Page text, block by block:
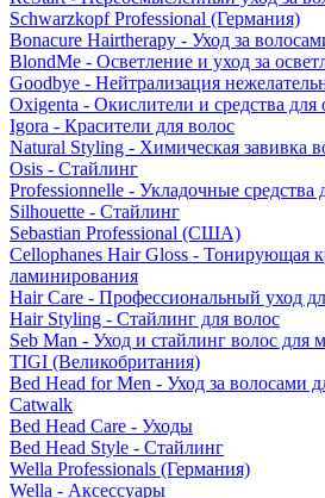
Schwarzkopf Professional (Германия)
Bonacure Hairtherapy - Уход за
BlondMe - Осветление и уход за
Goodbye - Нейтрализация
Oxigenta - Окислители и средства для
Igora - Красители для волос
Natural Styling - Химическая завивка
Osis - Стайлинг
Professionnelle - Укладочные средства
Silhouette - Стайлинг
Sebastian Professional (США)
Cellophanes Hair Gloss - Тонирующая
ламинирования
Hair Care - Профессиональный уход
Hair Styling - Стайлинг для волос
Seb Man - Уход и стайлинг волос для
TIGI (Великобритания)
Bed Head for Men - Уход за волосами
Catwalk
Bed Head Care - Уходы
Bed Head Style - Стайлинг
Wella Professionals (Германия)
Wella - Аксессуары